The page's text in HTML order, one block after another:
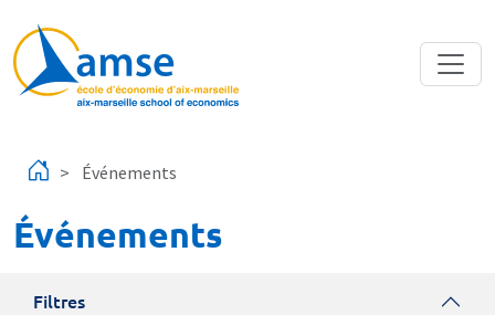
Événements
Événements
Filtres